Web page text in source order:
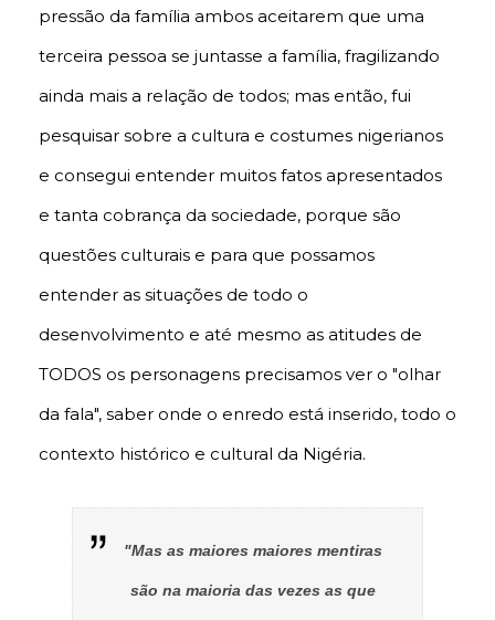
pressão da família ambos aceitarem que uma
terceira pessoa se juntasse a família, fragilizando
ainda mais a relação de todos; mas então, fui
pesquisar sobre a cultura e costumes nigerianos
e consegui entender muitos fatos apresentados
e tanta cobrança da sociedade, porque são
questões culturais e para que possamos
entender as situações de todo o
desenvolvimento e até mesmo as atitudes de
TODOS os personagens precisamos ver o "olhar
da fala", saber onde o enredo está inserido, todo o
contexto histórico e cultural da Nigéria.
"Mas as maiores maiores mentiras
são na maioria das vezes as que